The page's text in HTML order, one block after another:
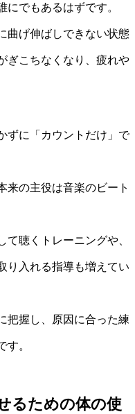
にでもあるはずです。
曲げ伸ばしできない状態
ぎこちなくなり、疲れや
ずに「カウントだけ」で
来の主役は音楽のビート
聴くトレーニングや、
り入れる指導も増えてい
把握し、原因に合った練
す。
るための体の使